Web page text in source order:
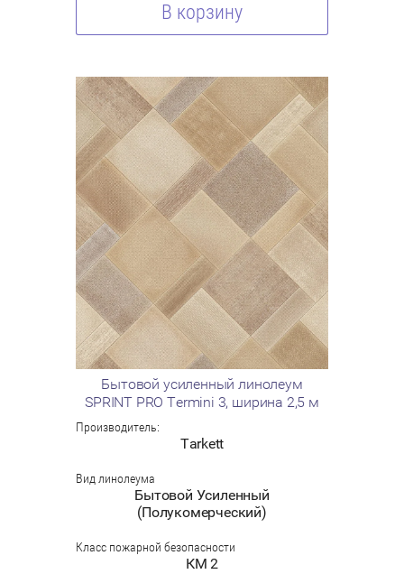
В корзину
Бытовой усиленный линолеум
SPRINT PRO Termini 3, ширина 2,5 м
Производитель:
Tarkett
Вид линолеума
Бытовой Усиленный
(Полукомерческий)
Класс пожарной безопасности
КМ 2